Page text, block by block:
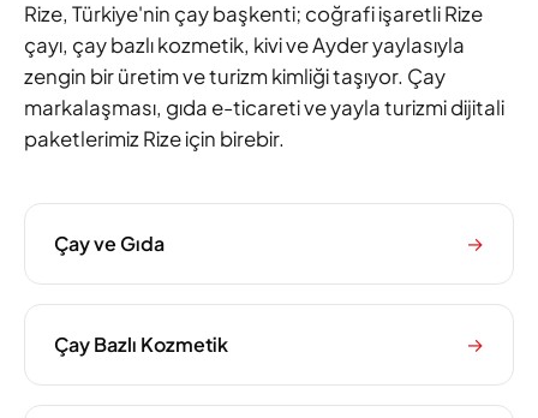
Rize, Türkiye'nin çay başkenti; coğrafi işaretli Rize
çayı, çay bazlı kozmetik, kivi ve Ayder yaylasıyla
zengin bir üretim ve turizm kimliği taşıyor. Çay
markalaşması, gıda e-ticareti ve yayla turizmi dijitali
paketlerimiz Rize için birebir.
Çay ve Gıda →
Çay Bazlı Kozmetik →